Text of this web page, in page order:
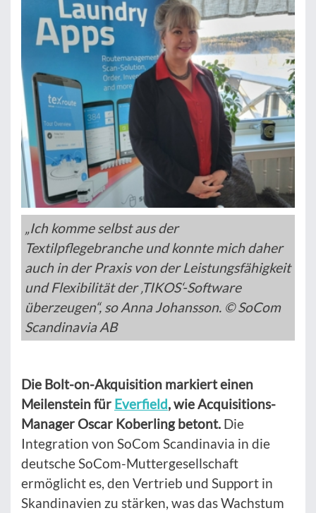
„Ich komme selbst aus der
Textilpflegebranche und konnte mich daher
auch in der Praxis von der Leistungsfähigkeit
und Flexibilität der ‚TIKOS‘-Software
überzeugen“, so Anna Johansson. © SoCom
Scandinavia AB
Die Bolt-on-Akquisition markiert einen
Meilenstein für Everfield, wie Acquisitions-
Manager Oscar Koberling betont. Die
Integration von SoCom Scandinavia in die
deutsche SoCom-Muttergesellschaft
ermöglicht es, den Vertrieb und Support in
Skandinavien zu stärken, was das Wachstum